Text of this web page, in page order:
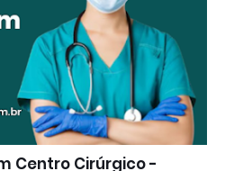
Centro Cirúrgico -